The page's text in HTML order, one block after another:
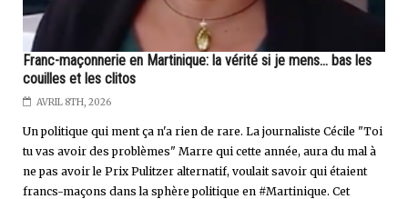
Franc-maçonnerie en Martinique: la vérité si je mens... bas les
couilles et les clitos
AVRIL 8TH, 2026
Un politique qui ment ça n'a rien de rare. La journaliste Cécile "Toi
tu vas avoir des problèmes" Marre qui cette année, aura du mal à
ne pas avoir le Prix Pulitzer alternatif, voulait savoir qui étaient
francs-maçons dans la sphère politique en #Martinique. Cet